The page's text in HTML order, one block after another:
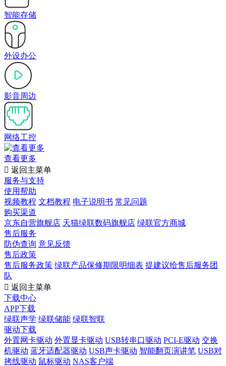
智能存储
外设办公
影音周边
网络工控
查看更多
 返回主菜单
服务与支持
使用帮助
视频教程 文档教程 电子说明书 常见问题
购买渠道
京东自营旗舰店 天猫绿联数码旗舰店 绿联官方商城
售后服务
防伪查询 意见反馈
售后政策
售后服务政策 绿联产品保修期限明细表 提建议给售后服务团
队
 返回主菜单
下载中心
APP下载
绿联声学 绿联储能 绿联智联
驱动下载
外置网卡驱动 外置显卡驱动 USB转串口驱动 PCI-E驱动 交换
机驱动 蓝牙适配器驱动 USB声卡驱动 智能翻页演讲笔 USB对
拷线驱动 鼠标驱动 NAS客户端